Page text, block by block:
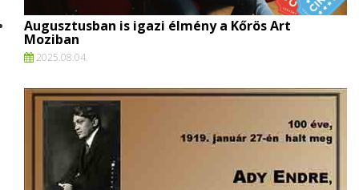
Augusztusban is igazi élmény a Kőrös Art
Moziban
2025.08.04.